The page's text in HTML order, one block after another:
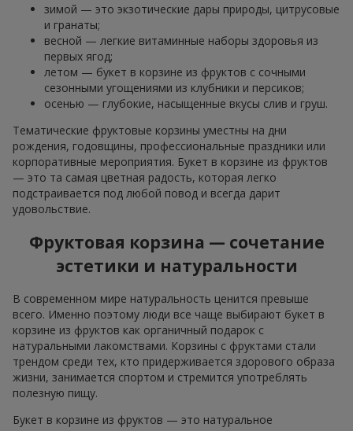
зимой — это экзотические дары природы, цитрусовые
и гранаты;
весной — легкие витаминные наборы здоровья из
первых ягод;
летом — букет в корзине из фруктов с сочными
сезонными угощениями из клубники и персиков;
осенью — глубокие, насыщенные вкусы слив и груш.
Тематические фруктовые корзины уместны на дни
рождения, годовщины, профессиональные праздники или
корпоративные мероприятия. Букет в корзине из фруктов
— это та самая цветная радость, которая легко
подстраивается под любой повод и всегда дарит
удовольствие.
Фруктовая корзина — сочетание
эстетики и натуральности
В современном мире натуральность ценится превыше
всего. Именно поэтому люди все чаще выбирают букет в
корзине из фруктов как органичный подарок с
натуральными лакомствами. Корзины с фруктами стали
трендом среди тех, кто придерживается здорового образа
жизни, занимается спортом и стремится употреблять
полезную пищу.
Букет в корзине из фруктов — это натуральное